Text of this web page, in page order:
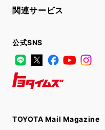
関連サービス
公式SNS
LINE
X FacebookYouTube
TOYOTA Mail Magazine